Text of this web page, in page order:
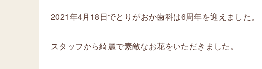
2021年4月18日でとりがおか歯科は6周年を迎えました。
スタッフから綺麗で素敵なお花をいただきました。